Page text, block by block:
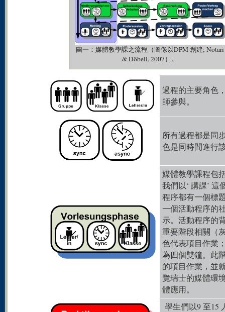
圖一：媒體教學課之流程（圖像以DPM 創建; Notari
& Döbeli, 2007）。
過程的主要角色
師參與。
所有過程都是同
色是同時間進行
媒體教學課程包
我們以‘ 講課’
程序都有一個標
一個活動程序的
示。活動程序的
重要階段相關（
色代表項目作業
為四個雙鐘。此
的項目作業，並
覽瑞士的媒體環
體應用。
學生們以9 至15